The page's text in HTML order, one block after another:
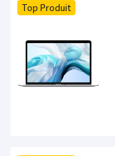
Top Produit